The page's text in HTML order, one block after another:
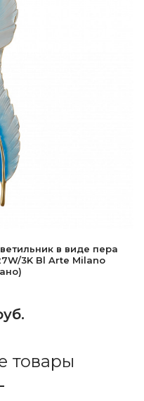
в виде пера
3K Bl Arte Milano
товары